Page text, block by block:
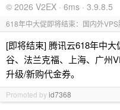
© 2026 V2EX · 6ms · 3.9.8.5
618年中大促即将结束：国内外
[即将结束] 腾讯云618年中
谷、法兰克福、上海、广州
升级/新购代金券。
Promoted byid7368